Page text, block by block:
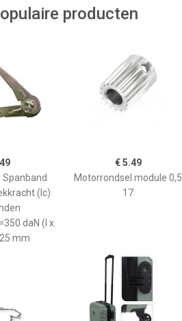
producten
(lc)
daN (l x
mm
€ 5.49
Motorrondsel module 0,5
17